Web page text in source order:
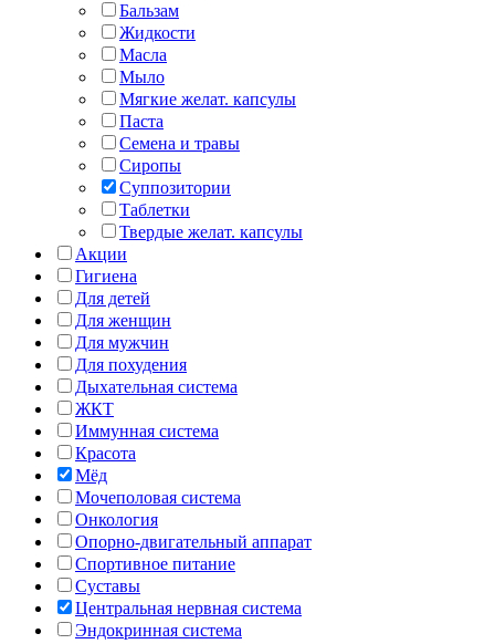
Бальзам
Жидкости
Масла
Мыло
Мягкие желат. капсулы
Паста
Семена и травы
Сиропы
Суппозитории
Таблетки
Твердые желат. капсулы
Акции
Гигиена
Для детей
Для женщин
Для мужчин
Для похудения
Дыхательная система
ЖКТ
Иммунная система
Красота
Мёд
Мочеполовая система
Онкология
Опорно-двигательный аппарат
Спортивное питание
Суставы
Центральная нервная система
Эндокринная система